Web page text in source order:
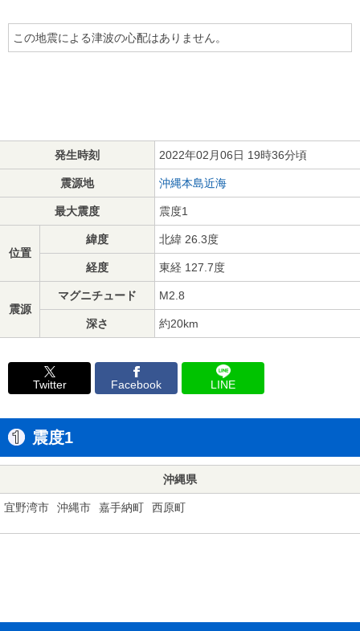
この地震による津波の心配はありません。
発生時刻 2022年02月06日 19時36分頃
震源地 沖縄本島近海
最大震度 震度1
位置
緯度 北緯 26.3度
経度 東経 127.7度
震源
マグニチュード M2.8
深さ 約20km
Twitter Facebook LINE
震度1
沖縄県
宜野湾市 沖縄市 嘉手納町 西原町